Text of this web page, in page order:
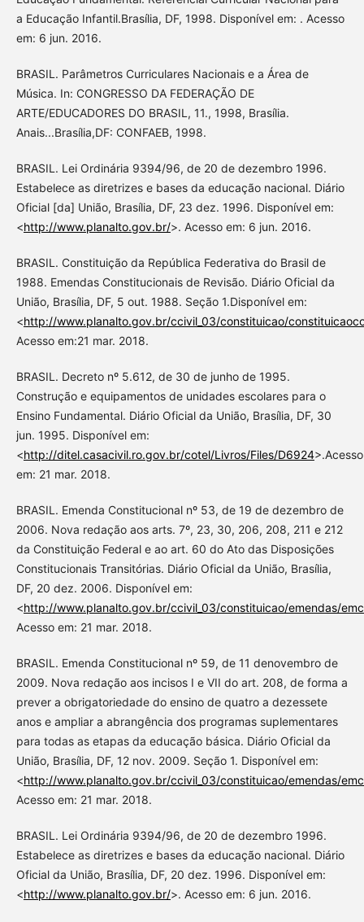
a Educação Infantil.Brasília, DF, 1998. Disponível em: . Acesso
em: 6 jun. 2016.
BRASIL. Parâmetros Curriculares Nacionais e a Área de
Música. In: CONGRESSO DA FEDERAÇÃO DE
ARTE/EDUCADORES DO BRASIL, 11., 1998, Brasília.
Anais...Brasília,DF: CONFAEB, 1998.
BRASIL. Lei Ordinária 9394/96, de 20 de dezembro 1996.
Estabelece as diretrizes e bases da educação nacional. Diário
Oficial [da] União, Brasília, DF, 23 dez. 1996. Disponível em:
<http://www.planalto.gov.br/>. Acesso em: 6 jun. 2016.
BRASIL. Constituição da República Federativa do Brasil de
1988. Emendas Constitucionais de Revisão. Diário Oficial da
União, Brasília, DF, 5 out. 1988. Seção 1.Disponível em:
<http://www.planalto.gov.br/ccivil_03/constituicao/
Acesso em:21 mar. 2018.
BRASIL. Decreto nº 5.612, de 30 de junho de 1995.
Construção e equipamentos de unidades escolares para o
Ensino Fundamental. Diário Oficial da União, Brasília, DF, 30
jun. 1995. Disponível em:
<http://ditel.casacivil.ro.gov.br/cotel/Livros/Files/D6924>.Acesso
em: 21 mar. 2018.
BRASIL. Emenda Constitucional nº 53, de 19 de dezembro de
2006. Nova redação aos arts. 7º, 23, 30, 206, 208, 211 e 212
da Constituição Federal e ao art. 60 do Ato das Disposições
Constitucionais Transitórias. Diário Oficial da União, Brasília,
DF, 20 dez. 2006. Disponível em:
<http://www.planalto.gov.br/ccivil_03/constituicao/emendas/
Acesso em: 21 mar. 2018.
BRASIL. Emenda Constitucional nº 59, de 11 denovembro de
2009. Nova redação aos incisos I e VII do art. 208, de forma a
prever a obrigatoriedade do ensino de quatro a dezessete
anos e ampliar a abrangência dos programas suplementares
para todas as etapas da educação básica. Diário Oficial da
União, Brasília, DF, 12 nov. 2009. Seção 1. Disponível em:
<http://www.planalto.gov.br/ccivil_03/constituicao/emendas/
Acesso em: 21 mar. 2018.
BRASIL. Lei Ordinária 9394/96, de 20 de dezembro 1996.
Estabelece as diretrizes e bases da educação nacional. Diário
Oficial da União, Brasília, DF, 20 dez. 1996. Disponível em:
<http://www.planalto.gov.br/>. Acesso em: 6 jun. 2016.